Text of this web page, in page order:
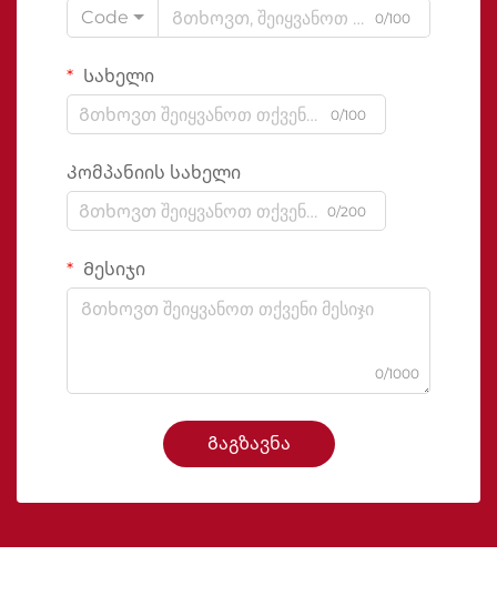
Code
0/100
Სახელი
0/100
Კომპანიის სახელი
0/200
Მესიჯი
0/1000
Გაგზავნა